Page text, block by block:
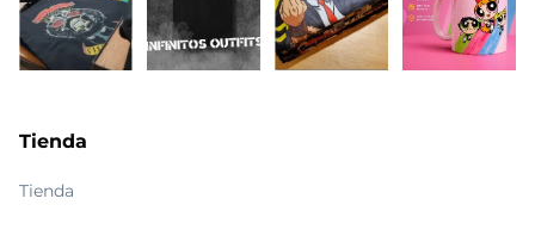
Tienda
Tienda